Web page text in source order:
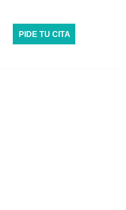
PIDE TU CITA